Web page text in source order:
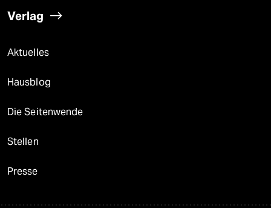
Verlag
Aktuelles
Hausblog
Die Seitenwende
Stellen
Presse